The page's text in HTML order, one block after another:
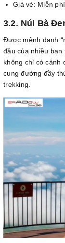
Giá vé: Miễn phí
3.2. Núi Bà
Được mệnh danh
đầu của nhiều bạn
không chỉ có cảnh
cung đường đầy
trekking.